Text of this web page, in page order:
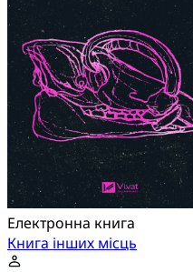
Електронна книга
Книга інших місць